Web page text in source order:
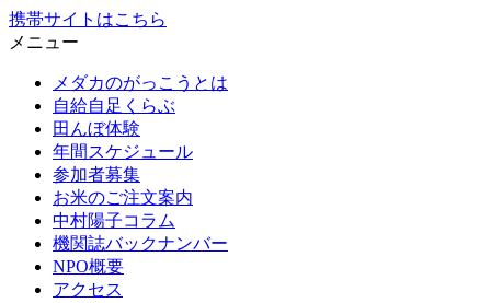
携帯サイトはこちら
メニュー
メダカのがっこうとは
自給自足くらぶ
田んぼ体験
年間スケジュール
参加者募集
お米のご注文案内
中村陽子コラム
機関誌バックナンバー
NPO概要
アクセス